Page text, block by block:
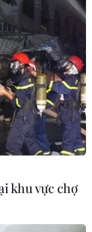
bỏ xa
khu vực chợ